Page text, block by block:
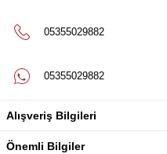
05355029882
05355029882
Alışveriş Bilgileri
Önemli Bilgiler